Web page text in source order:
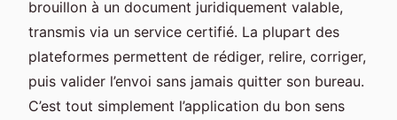
brouillon à un document juridiquement valable,
transmis via un service certifié. La plupart des
plateformes permettent de rédiger, relire, corriger,
puis valider l’envoi sans jamais quitter son bureau.
C’est tout simplement l’application du bon sens